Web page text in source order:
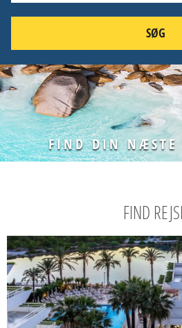
SØG
FIND DIN NÆSTE
FIND